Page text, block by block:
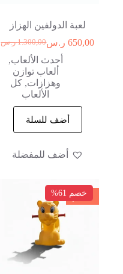
لعبة الدولفين الهزاز
1.300,00 ر.س 650,00 ر.س
أحدث الألعاب,
ألعاب توازن
وهزازات, كل
الألعاب
أضف للسلة
أضف للمفضلة
خصم
خصم 61%